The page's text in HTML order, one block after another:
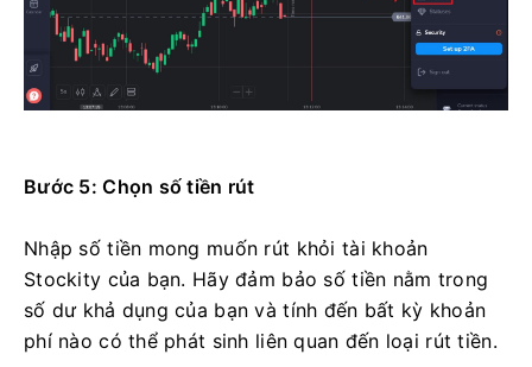
Bước 5: Chọn số tiền rút
Nhập số tiền mong muốn rút khỏi tài khoản
Stockity của bạn. Hãy đảm bảo số tiền nằm trong
số dư khả dụng của bạn và tính đến bất kỳ khoản
phí nào có thể phát sinh liên quan đến loại rút tiền.